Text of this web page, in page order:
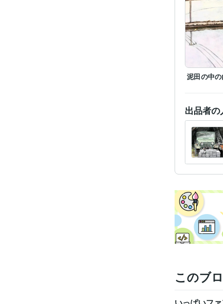
学歴
泥田の中
出品者
このブ